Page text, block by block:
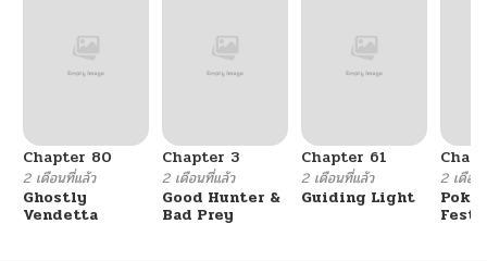
Chapter 80
2 เดือนที่แล้ว
Ghostly
Vendetta
Chapter 3
2 เดือนที่แล้ว
Good Hunter &
Bad Prey
Chapter 61
2 เดือนที่แล้ว
Guiding Light
2 เดือน